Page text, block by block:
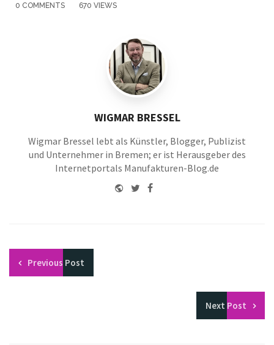
0 COMMENTS 670 VIEWS
WIGMAR BRESSEL
Wigmar Bressel lebt als Künstler, Blogger, Publizist
und Unternehmer in Bremen; er ist Herausgeber des
Internetportals Manufakturen-Blog.de
WebsiteTwitterFacebook
Previous Post
Next Post